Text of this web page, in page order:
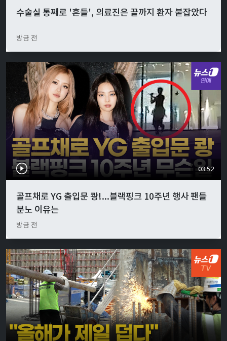
수술실 통째로 '흔들', 의료진은 끝까지 환자 붙잡았다
방금 전
03:52
골프채로 YG 출입문 쾅!...블랙핑크 10주년 행사 팬들
분노 이유는
방금 전